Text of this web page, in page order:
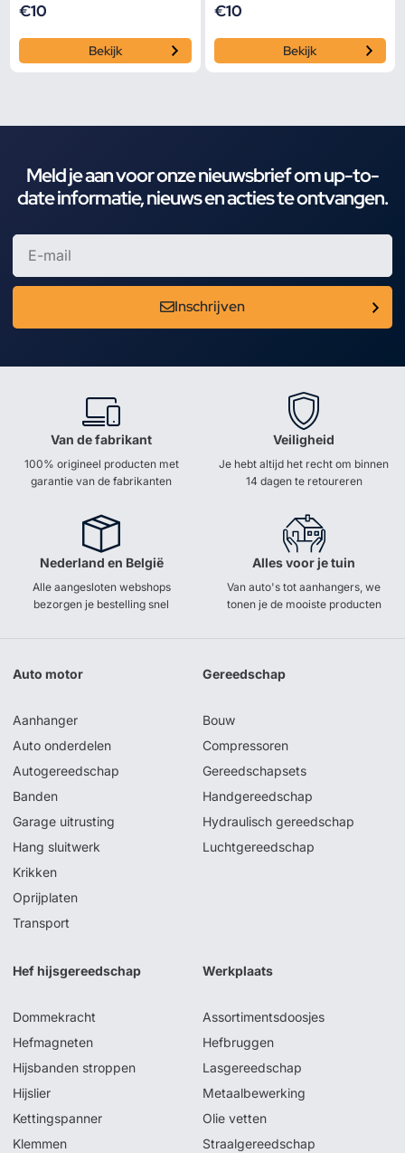
€10
Bekijk
€10
Bekijk
Meld je aan voor onze nieuwsbrief om up-to-
date informatie, nieuws en acties te ontvangen.
Inschrijven
Van de fabrikant
100% origineel producten met
garantie van de fabrikanten
Veiligheid
Je hebt altijd het recht om binnen
14 dagen te retoureren
Nederland en België
Alle aangesloten webshops
bezorgen je bestelling snel
Alles voor je tuin
Van auto's tot aanhangers, we
tonen je de mooiste producten
Auto motor
Aanhanger
Auto onderdelen
Autogereedschap
Banden
Garage uitrusting
Hang sluitwerk
Krikken
Oprijplaten
Transport
Gereedschap
Bouw
Compressoren
Gereedschapsets
Handgereedschap
Hydraulisch gereedschap
Luchtgereedschap
Hef hijsgereedschap
Dommekracht
Hefmagneten
Hijsbanden stroppen
Hijslier
Kettingspanner
Klemmen
Werkplaats
Assortimentsdoosjes
Hefbruggen
Lasgereedschap
Metaalbewerking
Olie vetten
Straalgereedschap